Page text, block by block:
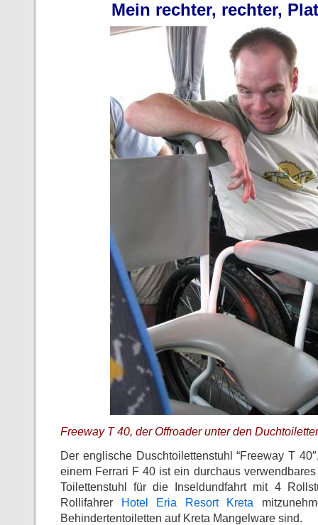
Mein rechter, rechter,
Freeway T 40, der Offroader unter den
Der englische Duschtoilettenstuhl “Freeway T
einem Ferrari F 40 ist ein durchaus
Toilettenstuhl für die Inseldundfahrt mit 4
Rollifahrer Hotel Eria Resort Kreta
Behindertentoiletten auf Kreta Mangelware sind.